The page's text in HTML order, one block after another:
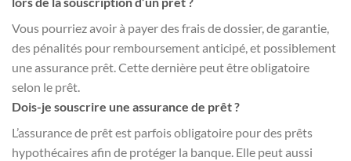
Vous pourriez avoir à payer des frais de dossier, de garantie,
des pénalités pour remboursement anticipé, et possiblement
une assurance prêt. Cette dernière peut être obligatoire
selon le prêt.
Dois-je souscrire une assurance de prêt ?
L’assurance de prêt est parfois obligatoire pour des prêts
hypothécaires afin de protéger la banque. Elle peut aussi